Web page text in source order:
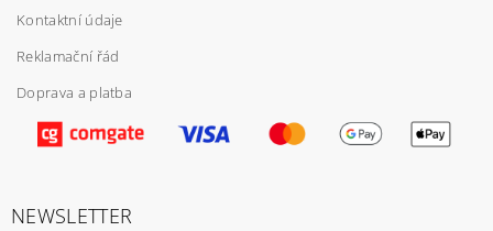
Kontaktní údaje
Reklamační řád
Doprava a platba
NEWSLETTER